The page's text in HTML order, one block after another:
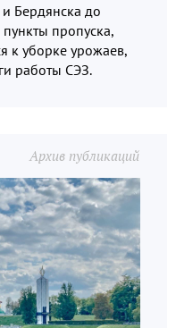
Бердянска до
пропуска,
к уборке урожаев,
работы СЭЗ.
Архив публикаций